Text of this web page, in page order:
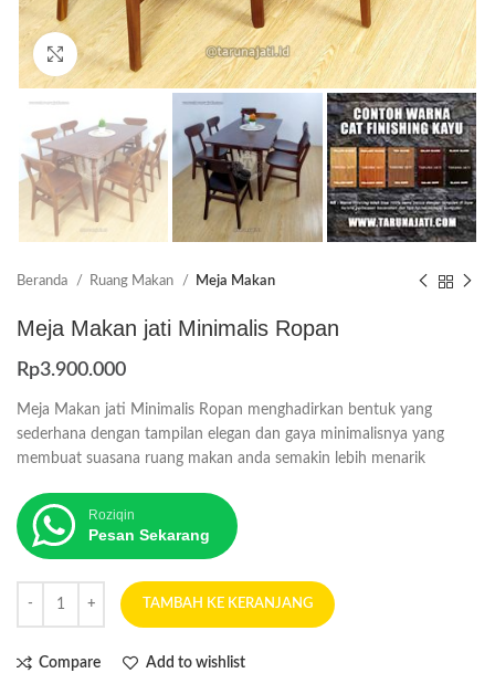
Click to enlarge
Beranda Ruang Makan Meja Makan
Meja Makan jati Minimalis Ropan
Rp3.900.000
Meja Makan jati Minimalis Ropan menghadirkan bentuk yang
sederhana dengan tampilan elegan dan gaya minimalisnya yang
membuat suasana ruang makan anda semakin lebih menarik
Roziqin
Pesan Sekarang
TAMBAH KE KERANJANG
Compare Add to wishlist